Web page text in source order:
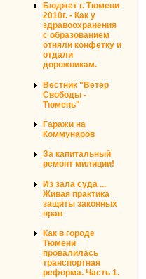
Бюджет г. Тюмени
2010г. - Как у
здравоохранения
с образованием
отняли конфетку и
отдали
дорожникам.
Вестник "Ветер
Свободы -
Тюмень"
Гаражи на
Коммунаров
За капитальный
ремонт милиции!
Из зала суда ...
Живая практика
защиты законных
прав
Как в городе
Тюмени
провалилась
транспортная
реформа. Часть 1.